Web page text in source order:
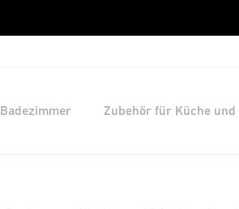
Badezimmer Zubehör für Küche